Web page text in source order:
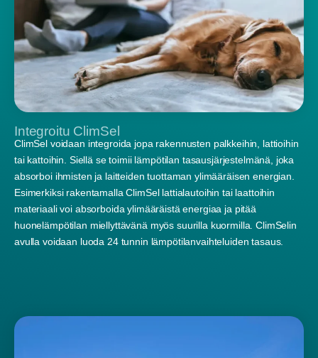
Integroitu ClimSel
ClimSel voidaan integroida jopa rakennusten palkkeihin, lattioihin
tai kattoihin. Siellä se toimii lämpötilan tasausjärjestelmänä, joka
absorboi ihmisten ja laitteiden tuottaman ylimääräisen energian.
Esimerkiksi rakentamalla ClimSel lattialautoihin tai laattoihin
materiaali voi absorboida ylimääräistä energiaa ja pitää
huonelämpötilan miellyttävänä myös suurilla kuormilla. ClimSelin
avulla voidaan luoda 24 tunnin lämpötilanvaihteluiden tasaus.